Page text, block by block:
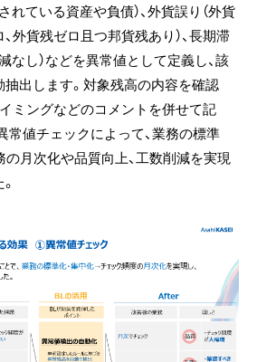
れている資産や負債）、外貨誤り（外貨
外貨残ゼロ且つ邦貨残あり）、長期滞
なし）などを異常値として定義し、該
出します。対象残高の内容を確認
ミングなどのコメントを併せて記
常値チェックによって、業務の標準
の月次化や品質向上、工数削減を実現